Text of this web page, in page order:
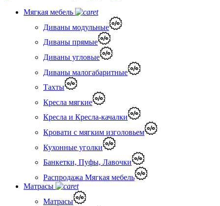
Мягкая мебель
Диваны модульные
Диваны прямые
Диваны угловые
Диваны малогабаритные
Тахты
Кресла мягкие
Кресла и Кресла-качалки
Кровати с мягким изголовьем
Кухонные уголки
Банкетки, Пуфы, Лавочки
Распродажа Мягкая мебель
Матрасы
Матрасы